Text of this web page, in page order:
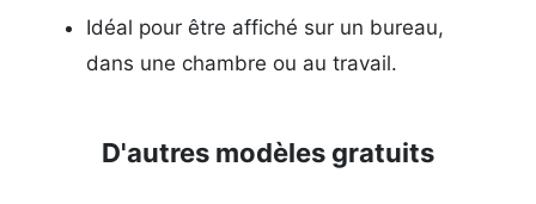
Idéal pour être affiché sur un bureau,
dans une chambre ou au travail.
D'autres modèles gratuits